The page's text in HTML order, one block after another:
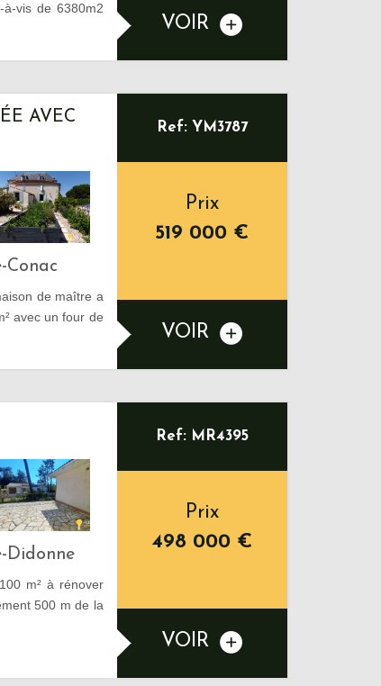
vis de 6380m2
VOIR
AVEC
Conac
de maître a
avec un four de
Ref: YM3787
Prix
519 000 €
VOIR
Didonne
m² à rénover
500 m de la
Ref: MR4395
Prix
498 000 €
VOIR